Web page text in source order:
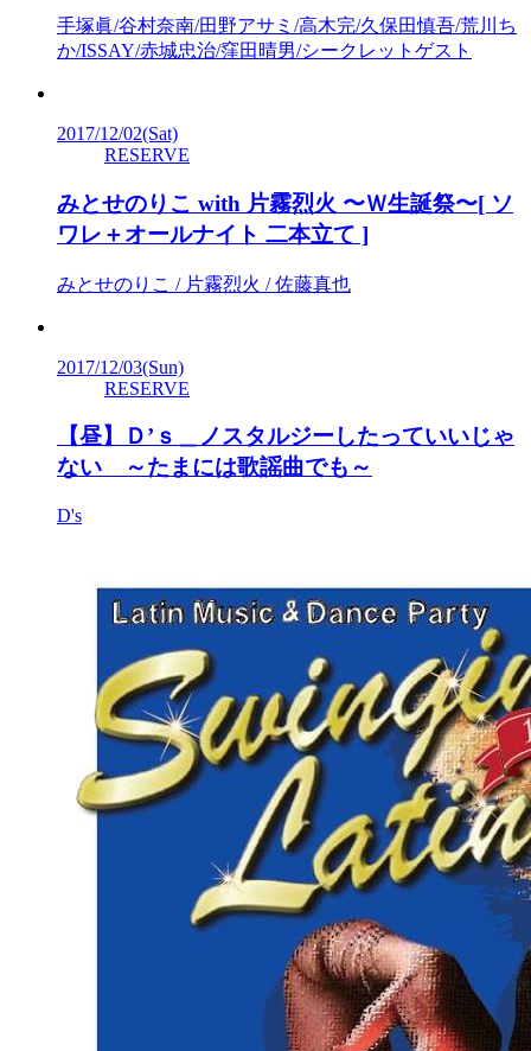
手塚眞/谷村奈南/田野アサミ/高木完/久保田慎吾/荒川ち
か/ISSAY/赤城忠治/窪田晴男/シークレットゲスト
2017/12/02(Sat)
RESERVE
みとせのりこ with 片霧烈火 〜Ｗ生誕祭〜[ ソ
ワレ＋オールナイト 二本立て ]
みとせのりこ / 片霧烈火 / 佐藤真也
2017/12/03(Sun)
RESERVE
【昼】Ｄ’ｓ＿ノスタルジーしたっていいじゃ
ない ～たまには歌謡曲でも～
D's